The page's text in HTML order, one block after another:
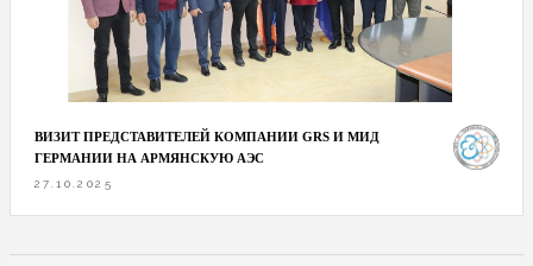
ВИЗИТ ПРЕДСТАВИТЕЛЕЙ КОМПАНИИ GRS И МИД
ГЕРМАНИИ НА АРМЯНСКУЮ АЭС
27.10.2025